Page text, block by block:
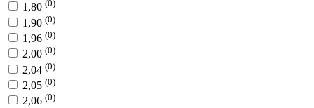
1,80 (0)
1,90 (0)
1,96 (0)
2,00 (0)
2,04 (0)
2,05 (0)
2,06 (0)